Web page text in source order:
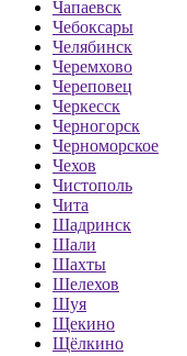
Чапаевск
Чебоксары
Челябинск
Черемхово
Череповец
Черкесск
Черногорск
Черноморское
Чехов
Чистополь
Чита
Шадринск
Шали
Шахты
Шелехов
Шуя
Щекино
Щёлкино